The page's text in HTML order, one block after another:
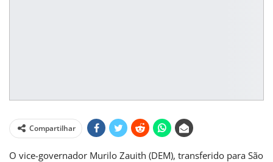
Compartilhar
O vice-governador Murilo Zauith (DEM), transferido para São